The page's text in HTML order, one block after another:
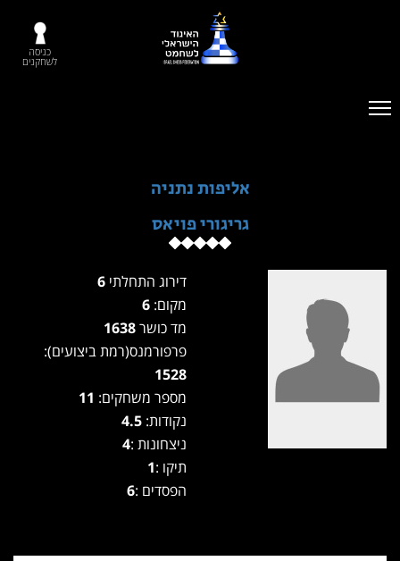
כניסה
לשחקנים
אליפות נתניה
גריגורי פויאס
דירוג התחלתי
מקום:
מד כושר
פרפורמנס(רמת ביצועים):
1528
מספר משחקים:
נקודות: 4.5
ניצחונות :4
תיקו :1
הפסדים :6